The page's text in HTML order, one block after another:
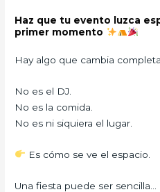
Haz que tu evento luzca
primer momento
Hay algo que cambia
No es el DJ.
No es la comida.
No es ni siquiera el lugar.
Es cómo se ve el espacio.
Una fiesta puede ser sencilla…